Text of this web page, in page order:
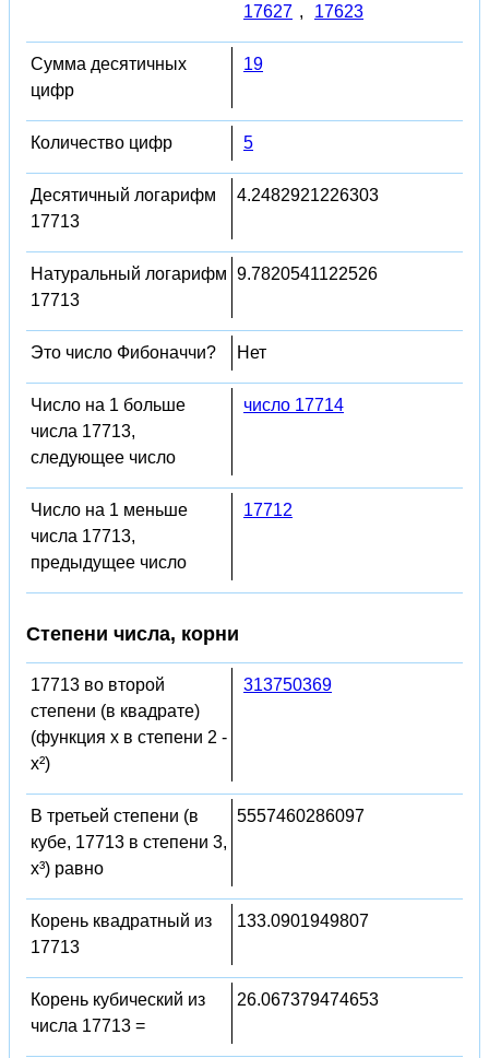
17627 , 17623
Сумма десятичных
цифр
19
Количество цифр 5
Десятичный логарифм
17713
4.2482921226303
Натуральный логарифм
17713
9.7820541122526
Это число Фибоначчи? Нет
Число на 1 больше
числа 17713,
следующее число
число 17714
Число на 1 меньше
числа 17713,
предыдущее число
17712
Степени числа, корни
17713 во второй
степени (в квадрате)
(функция x в степени 2 -
x²)
313750369
В третьей степени (в
кубе, 17713 в степени 3,
x³) равно
5557460286097
Корень квадратный из
17713
133.0901949807
Корень кубический из
числа 17713 =
26.067379474653